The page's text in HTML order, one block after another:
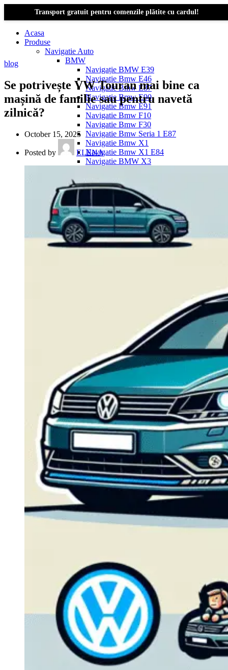
Transport gratuit pentru comenzile plătite cu cardul!
Acasa
Produse
Navigatie Auto
BMW
Navigație BMW E39
Navigatie Bmw E46
Navigatie Bmw E87
Navigatie Bmw E90
Navigatie Bmw E91
Navigatie Bmw F10
Navigatie Bmw F30
Navigatie Bmw Seria 1 E87
Navigatie Bmw X1
Navigatie Bmw X1 E84
Navigatie BMW X3
Dacia Logan
Navigație Dacia Logan 1 (2004–2012)
Navigație Dacia Logan 2 (2012–2020)
Navigație Dacia Logan 3 (2020–Prezent)
Dacia Duster
Navigatie Duster 2011
Navigatie Duster 2019
Navigatie Audi A6 C6
Navigatie Audi A6 C7
Navigatie Audi Q5
Navigație Ford Fiesta
Navigație Ford Focus 1
Navigație Ford Focus 2
Navigație Ford Focus MK3
Navigație Ford Mondeo MK3
Navigație Ford Mondeo MK4
Navigație Ford Transit
Mercedes
Navigație Mercedes C Class W203
Navigație Mercedes C Class W204
Navigație Mercedes W203
Navigație Mercedes W204
Navigație Mercedes W211
Navigație Mercedes Sprinter
Passat
Navigație Passat B5
Navigație Passat B5 5
Navigație Passat B6
Navigație Passat B7
Navigație Skoda Fabia 1
Navigație Skoda Fabia 2
Navigație Skoda Octavia 1
Navigație Skoda Octavia 2
Navigație Skoda Octavia 3
Navigație Skoda Rapid
Navigație Skoda Superb 1
Navigație Skoda Superb 2
Navigație Toyota Avensis T25
Portbagaj Plafon Auto
Sub 350 Litri
Peste 350 Litri
blog
Se potrivește VW Touran mai bine ca
mașină de familie sau pentru navetă
zilnică?
October 15, 2025
Posted by ELENA